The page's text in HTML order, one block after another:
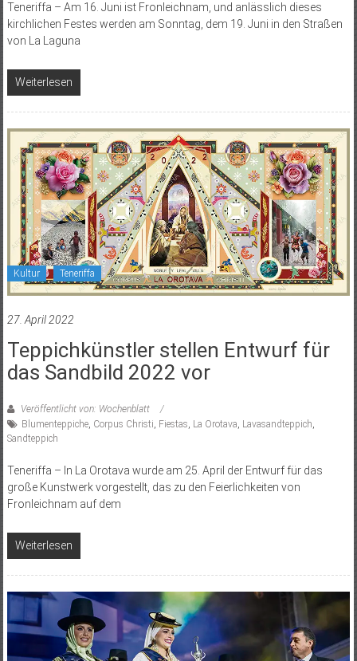
Teneriffa – Am 16. Juni ist Fronleichnam, und anlässlich dieses
kirchlichen Festes ­werden am Sonntag, dem 19. Juni in den Straßen
von La Laguna
Weiterlesen
Kultur Teneriffa
27. April 2022
Teppichkünstler stellen Entwurf für
das Sandbild 2022 vor
Veröffentlicht von: Wochenblatt
Blumenteppiche, Corpus Christi Fiestas La Orotava Lavasandteppich
Sandteppich
Teneriffa – In La Orotava wurde am 25. April der Entwurf für das
große Kunstwerk vorgestellt, das zu den Feierlichkeiten von
Fronleichnam auf dem
Weiterlesen